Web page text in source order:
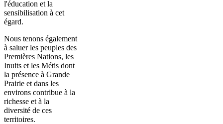
l'éducation et la
sensibilisation à cet
égard.
Nous tenons également
à saluer les peuples des
Premières Nations, les
Inuits et les Métis dont
la présence à Grande
Prairie et dans les
environs contribue à la
richesse et à la
diversité de ces
territoires.